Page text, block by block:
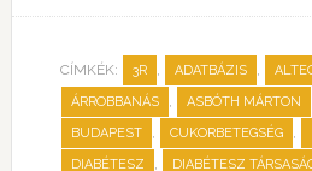
CÍMKÉK: 3R , ADATBÁZIS ,
ÁRROBBANÁS , ASBÓTH MÁRTON
BUDAPEST , CUKORBETEGSÉG ,
DIABÉTESZ , DIABÉTESZ